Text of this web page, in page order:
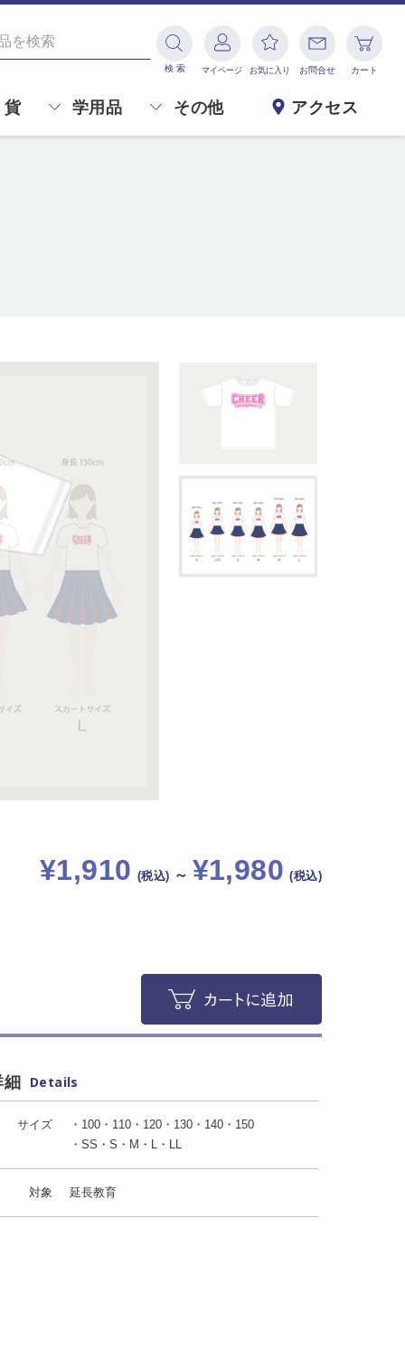
検 索 マイページ お気に入り お問合せ カート
学用品 その他 アクセス
¥1,910 (税込) ～ ¥1,980 (税込)
細 Details
サイズ
・100・110・120・130・140・150
・SS・S・M・L・LL
対象 延長教育